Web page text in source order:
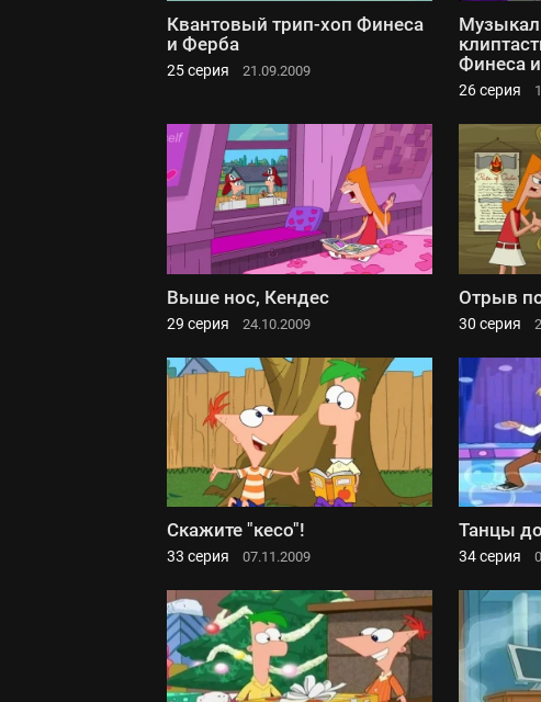
Квантовый трип-хоп Финеса
и Ферба
25 серия 21.09.2009
Финеса
26 серия
Выше нос, Кендес
29 серия 24.10.2009
Отрыв по
30 серия
Скажите "кесо"!
33 серия 07.11.2009
Танцы
34 серия